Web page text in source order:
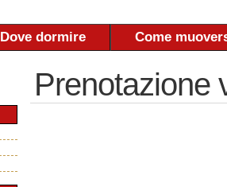
Dove dormire Come
Prenotazione